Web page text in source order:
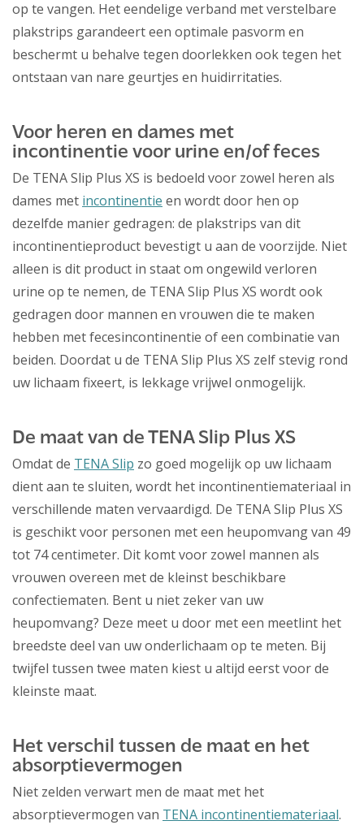
op te vangen. Het eendelige verband met verstelbare
plakstrips garandeert een optimale pasvorm en
beschermt u behalve tegen doorlekken ook tegen het
ontstaan van nare geurtjes en huidirritaties.
Voor heren en dames met
incontinentie voor urine en/of feces
De TENA Slip Plus XS is bedoeld voor zowel heren als
dames met incontinentie en wordt door hen op
dezelfde manier gedragen: de plakstrips van dit
incontinentieproduct bevestigt u aan de voorzijde. Niet
alleen is dit product in staat om ongewild verloren
urine op te nemen, de TENA Slip Plus XS wordt ook
gedragen door mannen en vrouwen die te maken
hebben met fecesincontinentie of een combinatie van
beiden. Doordat u de TENA Slip Plus XS zelf stevig rond
uw lichaam fixeert, is lekkage vrijwel onmogelijk.
De maat van de TENA Slip Plus XS
Omdat de TENA Slip zo goed mogelijk op uw lichaam
dient aan te sluiten, wordt het incontinentiemateriaal in
verschillende maten vervaardigd. De TENA Slip Plus XS
is geschikt voor personen met een heupomvang van 49
tot 74 centimeter. Dit komt voor zowel mannen als
vrouwen overeen met de kleinst beschikbare
confectiematen. Bent u niet zeker van uw
heupomvang? Deze meet u door met een meetlint het
breedste deel van uw onderlichaam op te meten. Bij
twijfel tussen twee maten kiest u altijd eerst voor de
kleinste maat.
Het verschil tussen de maat en het
absorptievermogen
Niet zelden verwart men de maat met het
absorptievermogen van TENA incontinentiemateriaal.